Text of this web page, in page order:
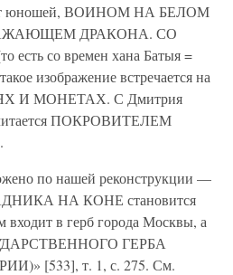
юношей, ВОИНОМ НА БЕЛОМ
ДРАКОНА. СО
со времен хана Батыя =
изображение встречается на
И МОНЕТАХ. С Дмитрия
ПОКРОВИТЕЛЕМ
по нашей реконструкции —
НА КОНЕ становится
в герб города Москвы, а
ГЕРБА
[533], т. 1, с. 275. См.